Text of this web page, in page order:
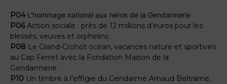
P04 L’hommage national aux héros de la Gendarmerie
P06Action sociale : près de 12 millions d’euros pour les
blessés, veuves et orphelins
P08 Le Grand-Crohot océan, vacances nature et sportives
au Cap Ferret avec la Fondation Maison de la
Gendarmerie
P10 Un timbre à l’effigie du Gendarme Arnaud Beltrame,